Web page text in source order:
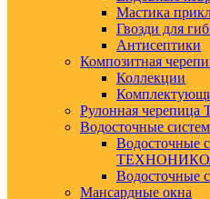
Мастика
Гвозди для
Антисептики
Композитная
Коллекции
Рулонная
Водосточные
Водосточные
Водосточные
Мансардные окна